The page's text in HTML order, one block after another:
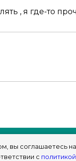
, я где-то
вы соглашаетесь
с